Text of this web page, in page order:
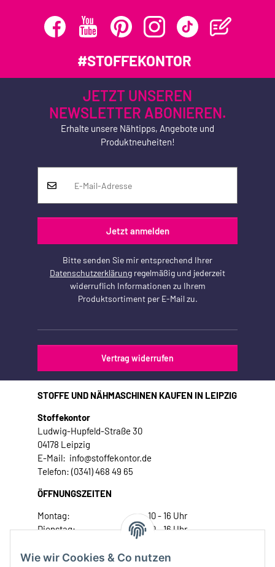
Wie wir Cookies & Co nutzen
#STOFFEKONTOR
JETZT UNSEREN
NEWSLETTER ABONIEREN.
Erhalte unsere Nähtipps, Angebote und
Produktneuheiten!
Jetzt anmelden
Bitte senden Sie mir entsprechend Ihrer
Datenschutzerklärung regelmäßig und jederzeit
widerruflich Informationen zu Ihrem
Produktsortiment per E-Mail zu.
Vertrag widerrufen
STOFFE UND NÄHMASCHINEN KAUFEN IN LEIPZIG
Stoffekontor
Ludwig-Hupfeld-Straße 30
04178 Leipzig
E-Mail: info@stoffekontor.de
Telefon: (0341) 468 49 65
ÖFFNUNGSZEITEN
Montag:
10 - 16 Uhr
Dienstag:
10 - 16 Uhr
Donnerstag:
10 - 18 Uhr